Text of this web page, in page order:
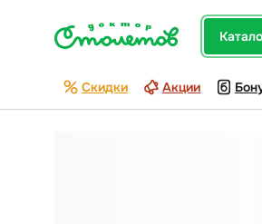
Скидки Акции